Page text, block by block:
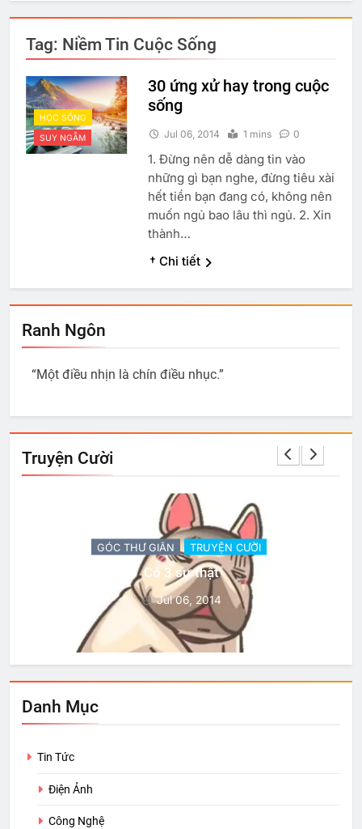
Ranh Ngôn
“Một điều nhịn là chín điều nhục.”
Truyện Cười
GÓC THƯ GIÃN TRUYỆN CƯỜI
Có 3 sự thật
Jul 06, 2014
Danh Mục
Tin Tức
Điện Ảnh
Công Nghệ
Tag: Niềm Tin Cuộc Sống
HỌC SỐNG
SUY NGẪM
30 ứng xử hay trong cuộc
sống
Jul 06, 2014 1 mins 0
1. Đừng nên dễ dàng tin vào
những gì bạn nghe, đừng tiêu xài
hết tiền bạn đang có, không nên
muốn ngủ bao lâu thì ngủ. 2. Xin
thành…
† Chi tiết